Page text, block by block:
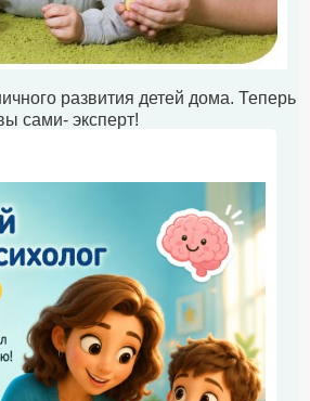
развития детей дома. Теперь
сами- эксперт!